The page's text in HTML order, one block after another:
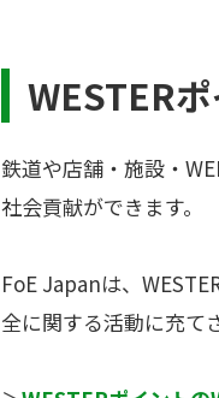
WESTER
鉄道や店舗・施設・
社会貢献ができます。
FoE Japanは、
全に関する活動に充て